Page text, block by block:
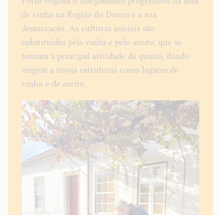
de vinha na Região do Douro e a sua
demarcação. As culturas iniciais são
substituídas pela vinha e pelo azeite, que se
tornam a principal atividade da quinta, dando
origem a novas estruturas como lagares de
vinho e de azeite.